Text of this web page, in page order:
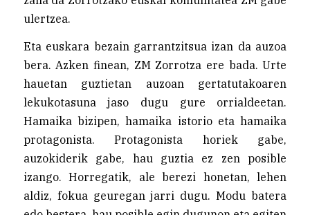
ulertzea.
Eta euskara bezain garrantzitsua izan da auzoa
bera. Azken finean, ZM Zorrotza ere bada. Urte
hauetan guztietan auzoan gertatutakoaren
lekukotasuna jaso dugu gure orrialdeetan.
Hamaika bizipen, hamaika istorio eta hamaika
protagonista. Protagonista horiek gabe,
auzokiderik gabe, hau guztia ez zen posible
izango. Horregatik, ale berezi honetan, lehen
aldiz, fokua geuregan jarri dugu. Modu batera